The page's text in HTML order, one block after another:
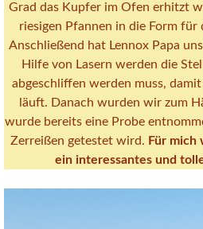
Grad das Kupfer im Ofen erhitzt
riesigen Pfannen in die Form für
Anschließend hat Lennox Papa
Hilfe von Lasern werden die
abgeschliffen werden muss,
läuft. Danach wurden wir zum
wurde bereits eine Probe
Zerreißen getestet wird. Für mich
ein interessantes und